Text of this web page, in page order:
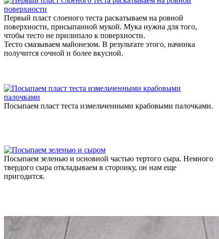
Первый пласт слоеного теста раскатываем на ровной
поверхности, присыпанной мукой. Мука нужна для того,
чтобы тесто не прилипало к поверхности.
Тесто смазываем майонезом. В результате этого, начинка
получится сочной и более вкусной.
Посыпаем пласт теста измельченными крабовыми палочками.
Посыпаем зеленью и основной частью тертого сыра. Немного
твердого сыра откладываем в сторонку, он нам еще
пригодится.